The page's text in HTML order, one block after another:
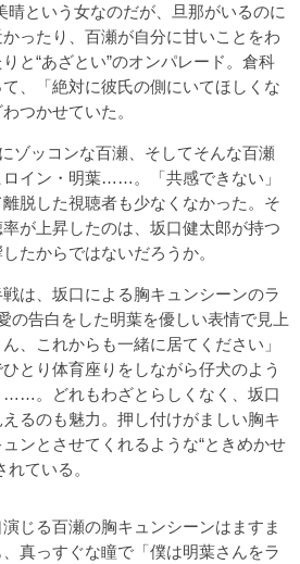
晴という女なのだが、旦那がいるのに
ったり、百瀬が自分に甘いことをわ
と“あざとい”のオンパレード。倉科
、「絶対に彼氏の側にいてほしくな
つかせていた。
ゾッコンな百瀬、そしてそんな百瀬
イン・明葉……。「共感できない」
離脱した視聴者も少なくなかった。そ
が上昇したのは、坂口健太郎が持つ
たからではないだろうか。
は、坂口による胸キュンシーンのラ
の告白をした明葉を優しい表情で見上
、これからも一緒に居てください」
とり体育座りをしながら仔犬のよう
……。どれもわざとらしくなく、坂口
るのも魅力。押し付けがましい胸キ
ンとさせてくれるような“ときめかせ
ている。
じる百瀬の胸キュンシーンはますま
真っすぐな瞳で「僕は明葉さんをラ